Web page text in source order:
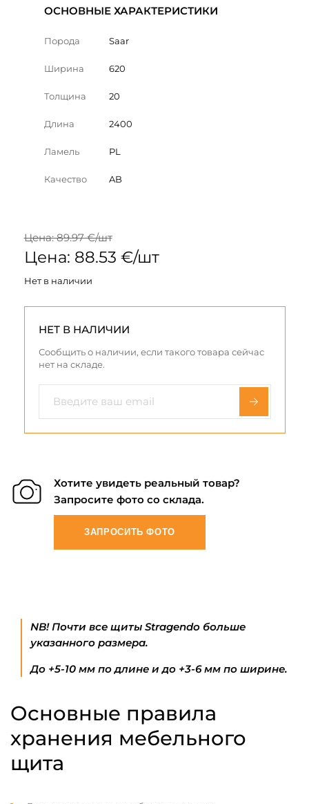
ОСНОВНЫЕ ХАРАКТЕРИСТИКИ
Порода Saar
Ширина 620
Толщина 20
Длина 2400
Ламель PL
Качество AB
Цена: 89.97 €/шт
Цена: 88.53 €/шт
Нет в наличии
НЕТ В НАЛИЧИИ
Сообщить о наличии, если такого товара сейчас
нет на складе.
Хотите увидеть реальный товар?
Запросите фото со склада.
ЗАПРОСИТЬ ФОТО
NB! Почти все щиты Stragendo больше
указанного размера.
До +5-10 мм по длине и до +3-6 мм по ширине.
Основные правила
хранения мебельного
щита